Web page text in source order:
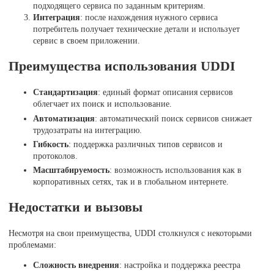
подходящего сервиса по заданным критериям.
Интеграция: после нахождения нужного сервиса
потребитель получает технические детали и использует
сервис в своем приложении.
Преимущества использования UDDI
Стандартизация: единый формат описания сервисов
облегчает их поиск и использование.
Автоматизация: автоматический поиск сервисов снижает
трудозатраты на интеграцию.
Гибкость: поддержка различных типов сервисов и
протоколов.
Масштабируемость: возможность использования как в
корпоративных сетях, так и в глобальном интернете.
Недостатки и вызовы
Несмотря на свои преимущества, UDDI столкнулся с некоторыми
проблемами:
Сложность внедрения: настройка и поддержка реестра